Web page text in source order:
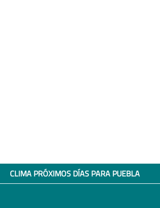
CLIMA PRÓXIMOS DÍAS PARA PUEBLA